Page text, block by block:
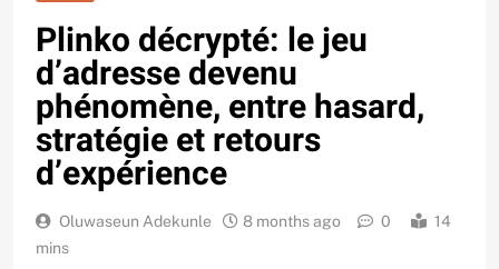
Plinko décrypté: le jeu
d’adresse devenu
phénomène, entre hasard,
stratégie et retours
d’expérience
Oluwaseun Adekunle 8 months ago 0
14
mins